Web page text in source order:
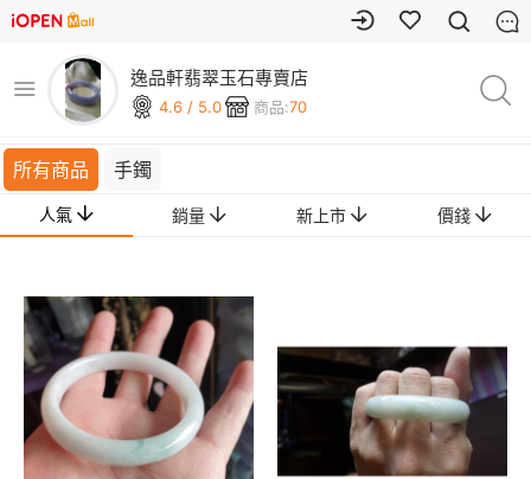
逸品軒翡翠玉石專賣店
4.6 / 5.0 商品:70
所有商品 手鐲
人氣 銷量 新上市 價錢